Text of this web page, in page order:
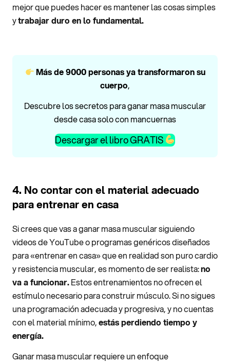
mejor que puedes hacer es mantener las cosas simples
ytrabajar duro en lo fundamental.
Más de 9000 personas ya transformaron su
cuerpo,
Descubre los secretos para ganar masa muscular
desde casa solo con mancuernas
Descargar el libro GRATIS
4. No contar con el material adecuado
para entrenar en casa
Si crees que vas a ganar masa muscular siguiendo
videos de YouTube o programas genéricos diseñados
para «entrenar en casa» que en realidad son puro cardio
y resistencia muscular, es momento de ser realista:no
va a funcionar.Estos entrenamientos no ofrecen el
estímulo necesario para construir músculo. Si no sigues
una programación adecuada y progresiva, y no cuentas
con el material mínimo,estás perdiendo tiempo y
energía.
Ganar masa muscular requiere un enfoque